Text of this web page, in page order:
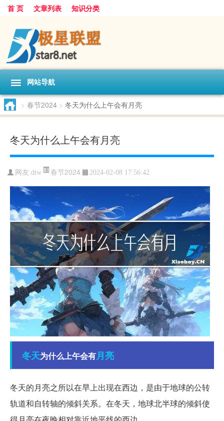
首 页 文章列表 知识分类
网站导航
> 春节2024 > 冬天为什么上午会有月亮
冬天为什么上午会有月亮
网友:dtw 春节2024 2024-02-08 17:56:42
冬天为什么上午会有月亮
冬天的月亮之所以在早上出现在西边，是由于地球的公转
轨道和自转轴的倾斜关系。在冬天，地球北半球的倾斜使